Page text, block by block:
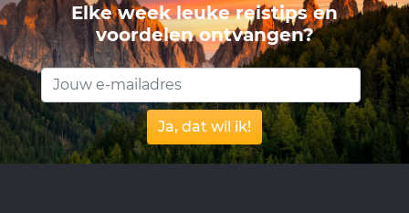
Elke week leuke reistips en
voordelen ontvangen?
Ja, dat wil ik!